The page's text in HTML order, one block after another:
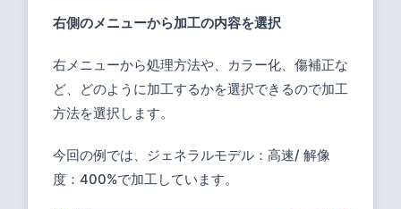
右側のメニューから加工の内容を選択
右メニューから処理方法や、カラー化、傷補正な
ど、どのように加工するかを選択できるので加工
方法を選択します。
今回の例では、ジェネラルモデル：高速/ 解像
度：400%で加工しています。